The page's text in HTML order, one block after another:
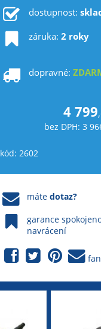
dostupnost:
záruka: 2 roky
dopravné:
4 799
bez DPH: 3
kód: 2602
mátedotaz?
garance
navrácení